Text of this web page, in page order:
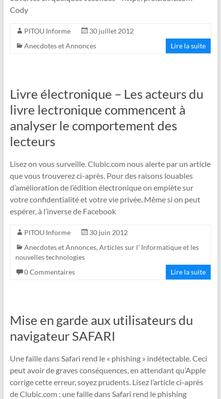
Cody
PITOU Informe
30 juillet 2012
Anecdotes et Annonces
Lire la suite
Livre électronique – Les acteurs du
livre lectronique commencent à
analyser le comportement des
lecteurs
Lisez on vous surveille. Clubic.com nous alerte par un article
que vous trouverez ci-après. Pour des raisons louables
d’amélioration de l’édition électronique on empiète sur
votre confidentialité et votre vie privée. Même si on peut
espérer, à l’inverse de Facebook
PITOU Informe
30 juin 2012
Anecdotes et Annonces, Articles sur l' Informatique et les
nouvelles technologies
0 Commentaires
Lire la suite
Mise en garde aux utilisateurs du
navigateur SAFARI
Une faille dans Safari rend le « phishing » indétectable. Ceci
peut avoir de graves conséquences, en attendant qu’Apple
corrige cette erreur, soyez prudents. Lisez l’article ci-après
de Clubic.com : une faille dans Safari rend le phishing